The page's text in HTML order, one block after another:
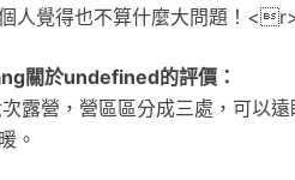
人覺得也不算什麼大問題！
關於undefined的評價：
露營，營區區分成三處，可以
。